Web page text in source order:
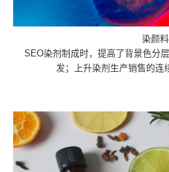
染颜料
SEO染剂制成时，提高了背景色分
发；上升染剂生产销售的连